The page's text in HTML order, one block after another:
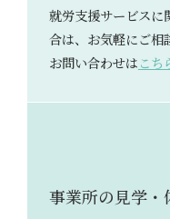
就労支援サービスに
合は、お気軽にご相
お問い合わせは こち
事業所の見学・